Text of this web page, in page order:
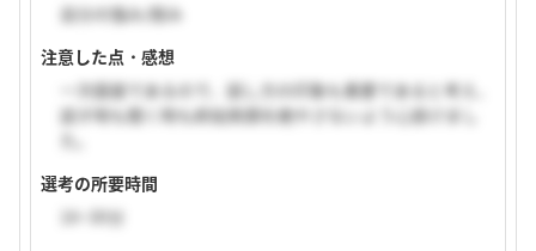
自分の強み/弱み
注意した点・感想
一次面接であるので、話し方の印象も重要であると考え、
話す時も聞く時も終始笑顔を絶やさないよう心掛けまし
選考の所要時間
16~30分